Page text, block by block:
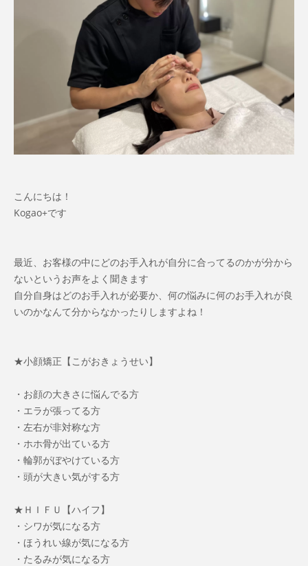
こんにちは！
Kogao+です
最近、お客様の中にどのお手入れが自分に合ってるのかが分から
ないというお声をよく聞きます
自分自身はどのお手入れが必要か、何の悩みに何のお手入れが良
いのかなんて分からなかったりしますよね！
★小顔矯正【こがおきょうせい】
・お顔の大きさに悩んでる方
・エラが張ってる方
・左右が非対称な方
・ホホ骨が出ている方
・輪郭がぼやけている方
・頭が大きい気がする方
★ＨＩＦＵ【ハイフ】
・シワが気になる方
・ほうれい線が気になる方
・たるみが気になる方